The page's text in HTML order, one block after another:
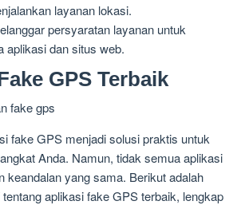
layanan lokasi.
persyaratan layanan untuk
aplikasi dan situs web.
GPS Terbaik
fake GPS menjadi solusi praktis untuk
Anda. Namun, tidak semua aplikasi
keandalan yang sama. Berikut adalah
aplikasi fake GPS terbaik, lengkap